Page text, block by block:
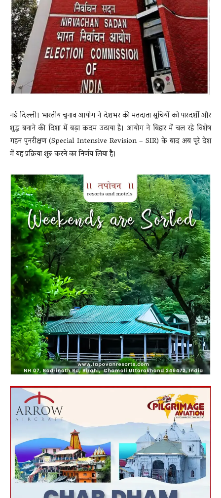
News
LIVE
नई दिल्ली। भारतीय चुनाव आयोग ने देशभर की मतदाता सूचियों को पारदर्शी और
शुद्ध बनाने की दिशा में बड़ा कदम उठाया है। आयोग ने बिहार में चल रहे विशेष
गहन पुनरीक्षण (Special Intensive Revision – SIR) के बाद अब पूरे देश
में यह प्रक्रिया शुरू करने का निर्णय लिया है।